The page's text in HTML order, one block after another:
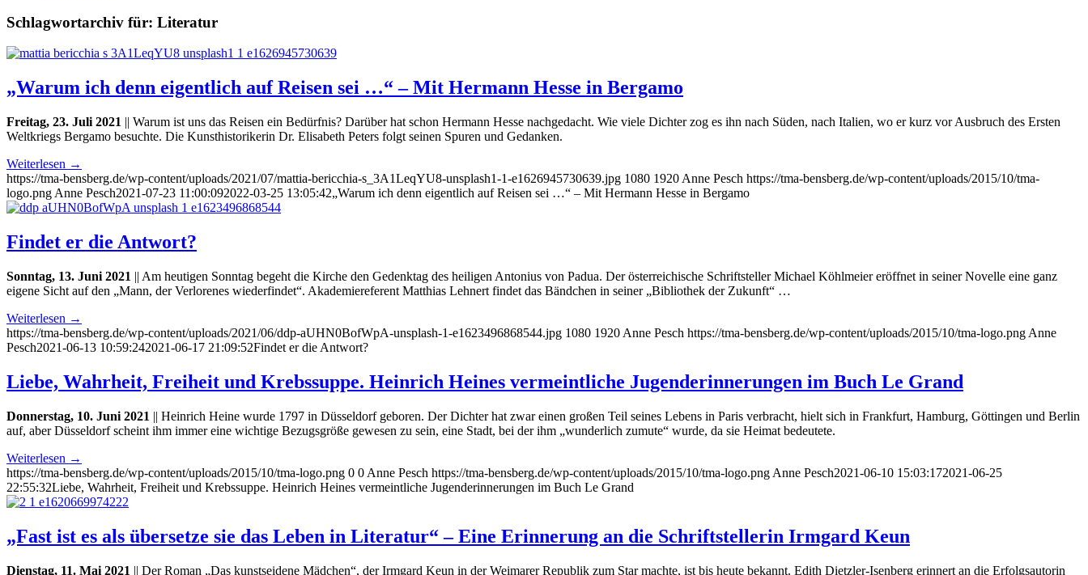
Schlagwortarchiv für: Literatur
„Warum ich denn eigentlich auf Reisen sei …“ – Mit Hermann Hesse in Bergamo
Freitag, 23. Juli 2021 || Warum ist uns das Reisen ein Bedürfnis? Darüber hat schon Hermann Hesse nachgedacht. Wie viele Dichter zog es ihn nach Süden, nach Italien, wo er kurz vor Ausbruch des Ersten
Weltkriegs Bergamo besuchte. Die Kunsthistorikerin Dr. Elisabeth Peters folgt seinen Spuren und Gedanken.
Weiterlesen →
https://tma-bensberg.de/wp-content/uploads/2021/07/mattia-bericchia-s_3A1LeqYU8-unsplash1-1-e1626945730639.jpg 1080 1920 Anne Pesch https://tma-bensberg.de/wp-content/uploads/2015/10/tma-
logo.png Anne Pesch2021-07-23 11:00:092022-03-25 13:05:42„Warum ich denn eigentlich auf Reisen sei …“ – Mit Hermann Hesse in Bergamo
Findet er die Antwort?
Sonntag, 13. Juni 2021 || Am heutigen Sonntag begeht die Kirche den Gedenktag des heiligen Antonius von Padua. Der österreichische Schriftsteller Michael Köhlmeier eröffnet in seiner Novelle eine ganz
eigene Sicht auf den „Mann, der Verlorenes wiederfindet“. Akademiereferent Matthias Lehnert findet das Bändchen in seiner „Bibliothek der Zukunft“ …
Weiterlesen →
https://tma-bensberg.de/wp-content/uploads/2021/06/ddp-aUHN0BofWpA-unsplash-1-e1623496868544.jpg 1080 1920 Anne Pesch https://tma-bensberg.de/wp-content/uploads/2015/10/tma-logo.png Anne
Pesch2021-06-13 10:59:242021-06-17 21:09:52Findet er die Antwort?
Liebe, Wahrheit, Freiheit und Krebssuppe. Heinrich Heines vermeintliche Jugenderinnerungen im Buch Le Grand
Donnerstag, 10. Juni 2021 || Heinrich Heine wurde 1797 in Düsseldorf geboren. Der Dichter hat zwar einen großen Teil seines Lebens in Paris verbracht, hielt sich in Frankfurt, Hamburg, Göttingen und Berlin
auf, aber Düsseldorf scheint ihm immer eine wichtige Bezugsgröße gewesen zu sein, eine Stadt, bei der ihm „wunderlich zumute“ wurde, da sie Heimat bedeutete.
Weiterlesen →
https://tma-bensberg.de/wp-content/uploads/2015/10/tma-logo.png 0 0 Anne Pesch https://tma-bensberg.de/wp-content/uploads/2015/10/tma-logo.png Anne Pesch2021-06-10 15:03:172021-06-25
22:55:32Liebe, Wahrheit, Freiheit und Krebssuppe. Heinrich Heines vermeintliche Jugenderinnerungen im Buch Le Grand
„Fast ist es als übersetze sie das Leben in Literatur“ – Eine Erinnerung an die Schriftstellerin Irmgard Keun
Dienstag, 11. Mai 2021 || Der Roman „Das kunstseidene Mädchen“, der Irmgard Keun in der Weimarer Republik zum Star machte, ist bis heute bekannt. Edith Dietzler-Isenberg erinnert an die Erfolgsautorin